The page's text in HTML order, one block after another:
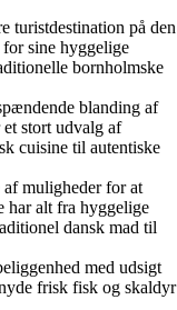
turistdestination på den
sine hyggelige
bornholmske
blanding af
stort udvalg af
cuisine til autentiske
af muligheder for at
har alt fra hyggelige
dansk mad til
med udsigt
frisk fisk og skaldyr